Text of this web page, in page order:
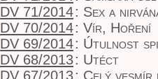
DV 71/2014: Sex a
DV 70/2014: Vír, Hoření
DV 69/2014: Útulnost
DV 68/2013: Utéct
DV 67/2013: Celý vesmír